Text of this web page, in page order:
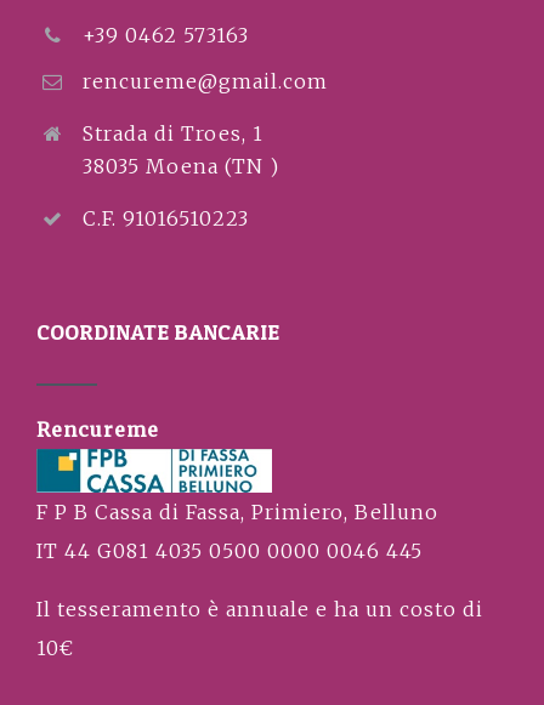
+39 0462 573163
rencureme@gmail.com
Strada di Troes, 1
38035 Moena (TN )
C.F. 91016510223
COORDINATE BANCARIE
Rencureme
F P B Cassa di Fassa, Primiero, Belluno
IT 44 G081 4035 0500 0000 0046 445
Il tesseramento è annuale e ha un costo di
10€